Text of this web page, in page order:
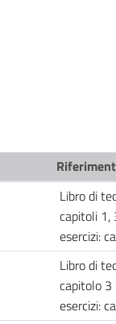
Libro di
capitoli 1,
esercizi:
Libro di
capitolo 3
esercizi: